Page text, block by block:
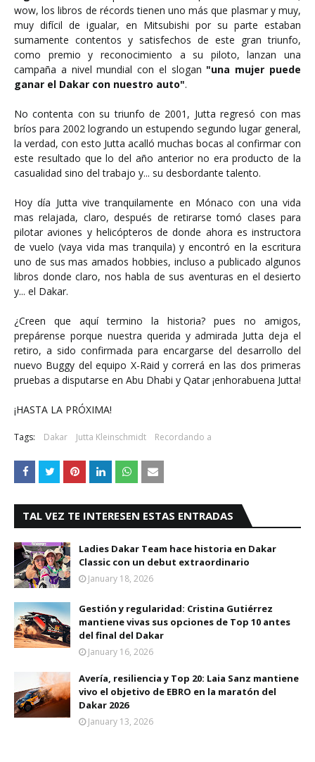
wow, los libros de récords tienen uno más que plasmar y muy,
muy difícil de igualar, en Mitsubishi por su parte estaban
sumamente contentos y satisfechos de este gran triunfo,
como premio y reconocimiento a su piloto, lanzan una
campaña a nivel mundial con el slogan "una mujer puede
ganar el Dakar con nuestro auto".
No contenta con su triunfo de 2001, Jutta regresó con mas
bríos para 2002 logrando un estupendo segundo lugar general,
la verdad, con esto Jutta acalló muchas bocas al confirmar con
este resultado que lo del año anterior no era producto de la
casualidad sino del trabajo y... su desbordante talento.
Hoy día Jutta vive tranquilamente en Mónaco con una vida
mas relajada, claro, después de retirarse tomó clases para
pilotar aviones y helicópteros de donde ahora es instructora
de vuelo (vaya vida mas tranquila) y encontró en la escritura
uno de sus mas amados hobbies, incluso a publicado algunos
libros donde claro, nos habla de sus aventuras en el desierto
y... el Dakar.
¿Creen que aquí termino la historia? pues no amigos,
prepárense porque nuestra querida y admirada Jutta deja el
retiro, a sido confirmada para encargarse del desarrollo del
nuevo Buggy del equipo X-Raid y correrá en las dos primeras
pruebas a disputarse en Abu Dhabi y Qatar ¡enhorabuena Jutta!
¡HASTA LA PRÓXIMA!
Tags: Dakar Jutta Kleinschmidt Recordando a
TAL VEZ TE INTERESEN ESTAS ENTRADAS
Ladies Dakar Team hace historia en Dakar
Classic con un debut extraordinario
January 18, 2026
Gestión y regularidad: Cristina Gutiérrez
mantiene vivas sus opciones de Top 10 antes
del final del Dakar
January 16, 2026
Avería, resiliencia y Top 20: Laia Sanz mantiene
vivo el objetivo de EBRO en la maratón del
Dakar 2026
January 13, 2026